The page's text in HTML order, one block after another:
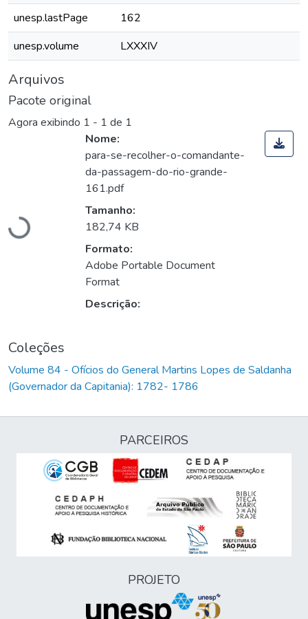
unesp.lastPage
162
unesp.volume
LXXXIV
Arquivos
Pacote original
Agora exibindo 1 - 1 de 1
Carregando...
Nome:
para-se-recolher-o-comandante-
da-passagem-do-rio-grande-
161.pdf
Tamanho:
182,74 KB
Formato:
Adobe Portable Document
Format
Descrição:
Coleções
Volume 84 - Ofícios do General Martins Lopes de Saldanha
(Governador da Capitania): 1782- 1786
PARCEIROS
PROJETO